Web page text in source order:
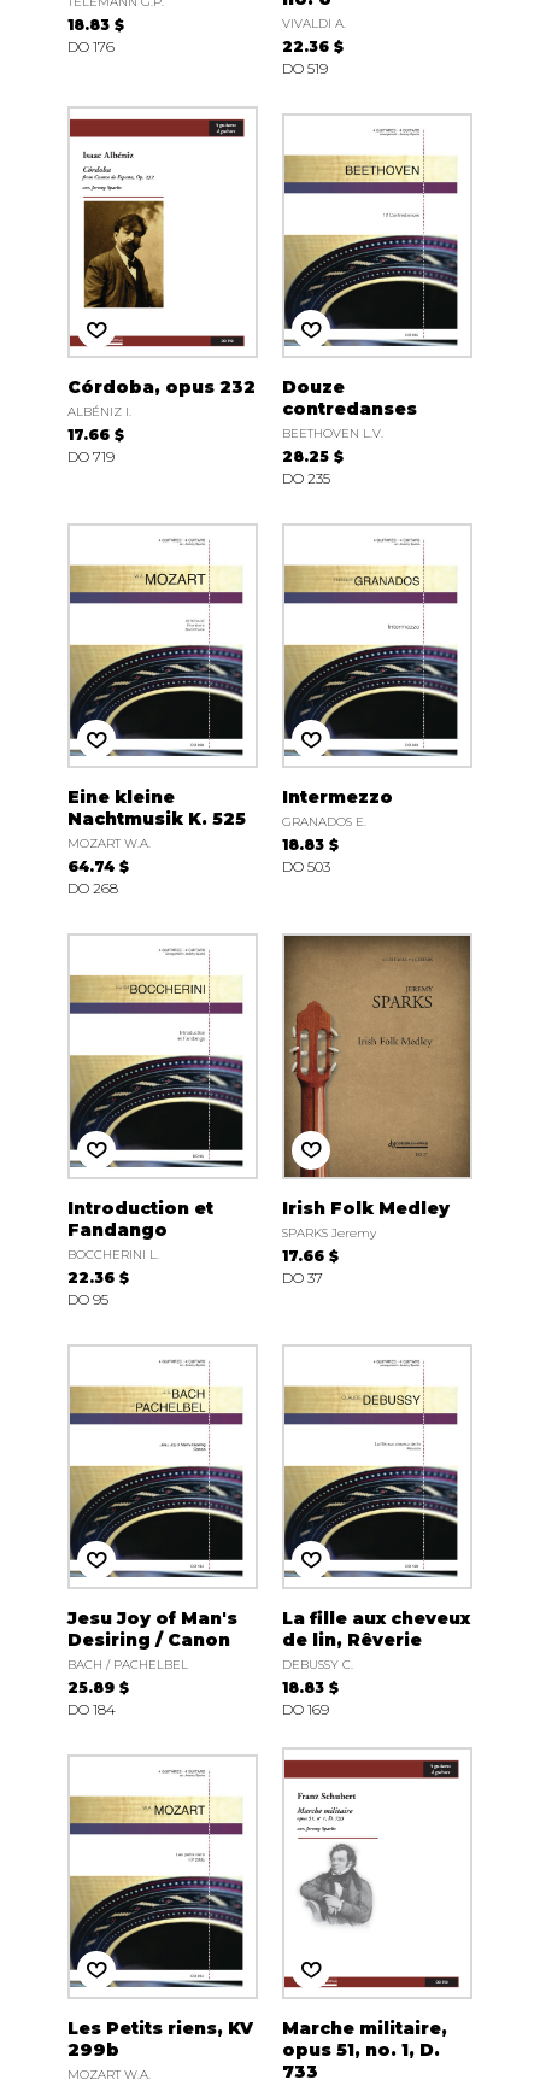
18.83 $
DO 176
VIVALDI A.
22.36 $
DO 519
Córdoba, opus 232
ALBÉNIZ I.
17.66 $
DO 719
Douze
contredanses
BEETHOVEN L.V.
28.25 $
DO 235
Eine kleine
Nachtmusik K. 525
MOZART W.A.
64.74 $
DO 268
Intermezzo
GRANADOS E.
18.83 $
DO 503
Introduction et
Fandango
BOCCHERINI L.
22.36 $
DO 95
Irish Folk Medley
SPARKS Jeremy
17.66 $
DO 37
Jesu Joy of Man's
Desiring / Canon
BACH / PACHELBEL
25.89 $
DO 184
La fille aux cheveux
de lin, Rêverie
DEBUSSY C.
18.83 $
DO 169
Les Petits riens, KV
299b
MOZART W.A.
Marche militaire,
opus 51, no. 1, D.
733